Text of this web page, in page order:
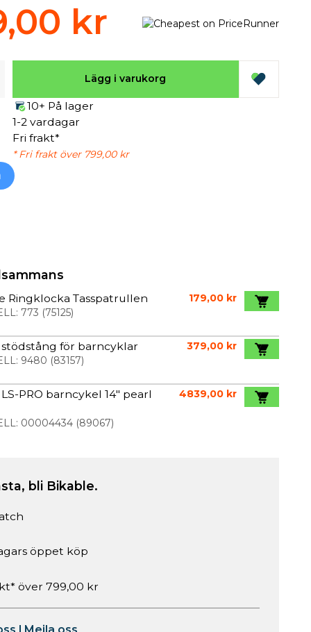
kr
Lägg i varukorg
10+ På lager
1-2 vardagar
Fri frakt*
* Fri frakt över 799,00 kr
Ringklocka Tasspatrullen
773 (75125)
179,00 kr
för barncyklar
9480 (83157)
379,00 kr
PRO barncykel 14" pearl
00004434(89067)
4839,00 kr
bli Bikable.
öppet köp
över 799,00 kr
| Mejla oss